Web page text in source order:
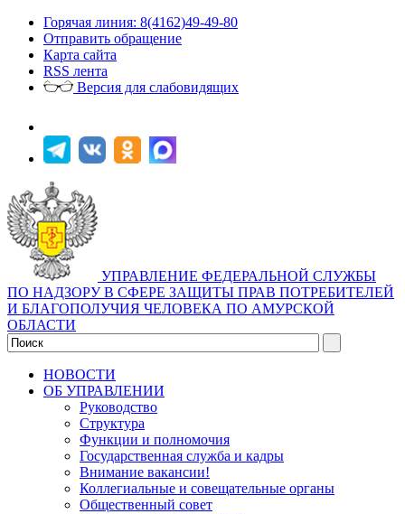
Горячая линия: 8(4162)49-49-80
Отправить обращение
Карта сайта
RSS лента
Версия для слабовидящих
УПРАВЛЕНИЕ ФЕДЕРАЛЬНОЙ СЛУЖБЫ
ПО НАДЗОРУ В СФЕРЕ ЗАЩИТЫ ПРАВ ПОТРЕБИТЕЛЕЙ
И БЛАГОПОЛУЧИЯ ЧЕЛОВЕКА ПО АМУРСКОЙ
ОБЛАСТИ
НОВОСТИ
ОБ УПРАВЛЕНИИ
Руководство
Структура
Функции и полномочия
Государственная служба и кадры
Внимание вакансии!
Коллегиальные и совещательные органы
Общественный совет